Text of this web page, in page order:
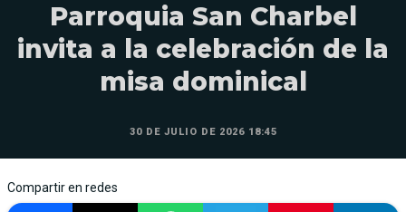
Parroquia San Charbel
invita a la celebración de la
misa dominical
30 DE JULIO DE 2026 18:45
Compartir en redes